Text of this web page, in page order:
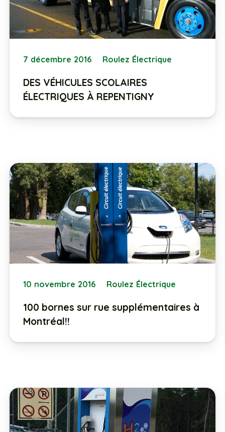
7 décembre 2016 Roulez Électrique
DES VÉHICULES SCOLAIRES
ÉLECTRIQUES À REPENTIGNY
10 novembre 2016 Roulez Électrique
100 bornes sur rue supplémentaires à
Montréal!!